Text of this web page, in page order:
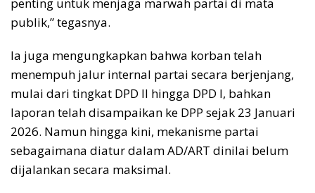
penting untuk menjaga marwah partai di mata
publik,” tegasnya.
Ia juga mengungkapkan bahwa korban telah
menempuh jalur internal partai secara berjenjang,
mulai dari tingkat DPD II hingga DPD I, bahkan
laporan telah disampaikan ke DPP sejak 23 Januari
2026. Namun hingga kini, mekanisme partai
sebagaimana diatur dalam AD/ART dinilai belum
dijalankan secara maksimal.